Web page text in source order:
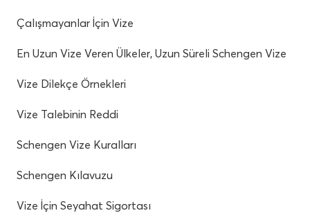
Çalışmayanlar İçin Vize
En Uzun Vize Veren Ülkeler, Uzun Süreli Schengen Vize
Vize Dilekçe Örnekleri
Vize Talebinin Reddi
Schengen Vize Kuralları
Schengen Kılavuzu
Vize İçin Seyahat Sigortası